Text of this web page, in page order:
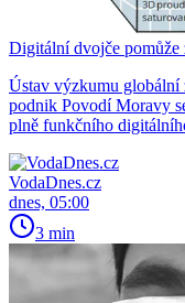
Digitální dvojče
Ústav výzkumu globální
podnik Povodí Moravy
plně funkčního
VodaDnes.cz
dnes, 05:00
3 min